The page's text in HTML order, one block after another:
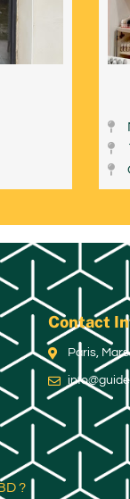
?
Contact
Paris,